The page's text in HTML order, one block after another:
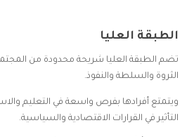
الطبقة العليا
تضم الطبقة العليا شريحة محدودة من
الثروة والسلطة والنفوذ.
ويتمتع أفرادها بفرص واسعة في التعليم
التأثير في القرارات الاقتصادية والسياسية.